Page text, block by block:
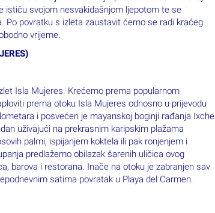
Isla Mujeres. Krećemo prema popularnom
prema otoku Isla Mujeres odnosno u prijevodu
i posvećen je mayanskoj boginji rađanja Ixchel
uživajući na prekrasnim karipskim plažama
palmi, ispijanjem koktela ili pak ronjenjem i
predlažemo obilazak šarenih uličica ovog
barova i restorana. Inače na otoku je zabranjen sav
satima povratak u Playa del Carmen.